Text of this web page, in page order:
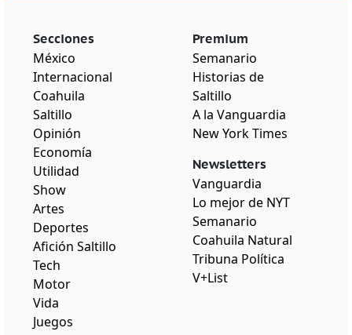
Secciones
México
Internacional
Coahuila
Saltillo
Opinión
Economía
Utilidad
Show
Artes
Deportes
Afición Saltillo
Tech
Motor
Vida
Juegos
Premium
Semanario
Historias de
Saltillo
A la Vanguardia
New York Times
Newsletters
Vanguardia
Lo mejor de NYT
Semanario
Coahuila Natural
Tribuna Política
V+List